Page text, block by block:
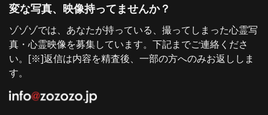
ン
変な写真、映像持ってませんか？
ゾゾゾでは、あなたが持っている、撮ってしまった心霊写
真・心霊映像を募集しています。下記までご連絡くださ
い。[※]返信は内容を精査後、一部の方へのみお返ししま
す。